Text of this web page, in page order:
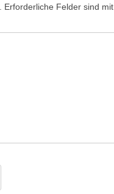
Erforderliche Felder sind mit